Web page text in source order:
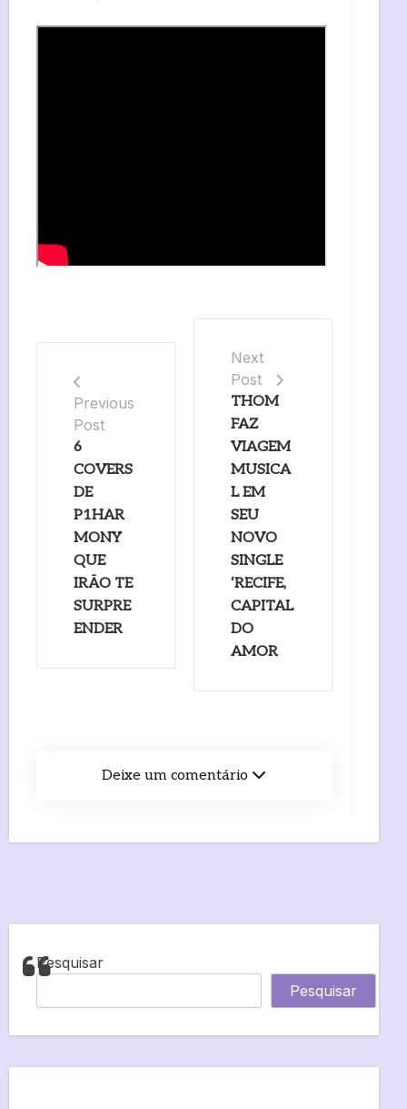
Previous
Post
6
COVERS
DE
P1HAR
MONY
QUE
IRÃO TE
SURPRE
ENDER
Next
Post
THOM
FAZ
VIAGEM
MUSICA
L EM
SEU
NOVO
SINGLE
‘RECIFE,
CAPITAL
DO
AMOR
Deixe um comentário
Pesquisar
Pesquisar